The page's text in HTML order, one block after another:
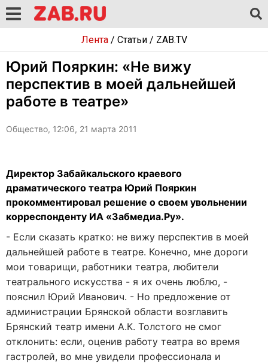
Лента/ Статьи/ ZAB.TV
Юрий Пояркин: «Не вижу
перспектив в моей дальнейшей
работе в театре»
Общество, 12:06, 21 марта 2011
Директор Забайкальского краевого
драматического театра Юрий Пояркин
прокомментировал решение о своем увольнении
корреспонденту ИА «Забмедиа.Ру».
- Если сказать кратко: не вижу перспектив в моей
дальнейшей работе в театре. Конечно, мне дороги
мои товарищи, работники театра, любители
театрального искусства - я их очень люблю, -
пояснил Юрий Иванович. - Но предложение от
администрации Брянской области возглавить
Брянский театр имени А.К. Толстого не смог
отклонить: если, оценив работу театра во время
гастролей, во мне увидели профессионала и